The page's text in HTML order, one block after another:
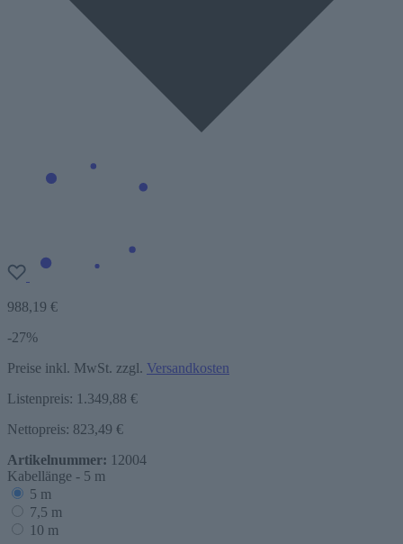
988,19 €
-27%
Preise inkl. MwSt. zzgl. Versandkosten
Listenpreis: 1.349,88 €
Nettopreis: 823,49 €
Artikelnummer: 12004
Kabellänge - 5 m
5 m
7,5 m
10 m